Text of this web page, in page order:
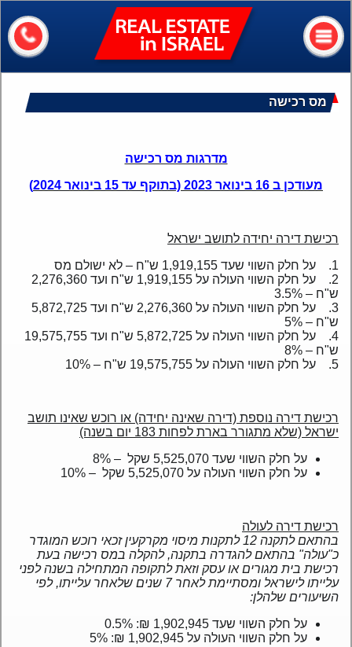
מס רכישה
מדרגות מס רכישה
מעודכן ב 16 בינואר 2023 (בתוקף עד 15 בינואר 2024)
רכישת דירה יחידה לתושב ישראל
1. על חלק השווי שעד 1,919,155 ש"ח – לא ישולם מס
2. על חלק השווי העולה על 1,919,155 ש"ח ועד 2,276,360
ש"ח – 3.5%
3. על חלק השווי העולה על 2,276,360 ש"ח ועד 5,872,725
ש"ח – 5%
4. על חלק השווי העולה על 5,872,725 ש"ח ועד 19,575,755
ש"ח – 8%
5. על חלק השווי העולה על 19,575,755 ש"ח – 10%
רכישת דירה נוספת (דירה שאינה יחידה) או רוכש שאינו תושב
ישראל (שלא מתגורר בארת לפחות 183 יום בשנה)
על חלק השווי שעד 5,525,070 שקל – 8%
על חלק השווי העולה על 5,525,070 שקל – 10%
רכישת דירה לעולה
בהתאם לתקנה 12 לתקנות מיסוי מקרקעין זכאי רוכש המוגדר
כ"עולה" בהתאם להגדרה בתקנה, להקלה במס רכישה בעת
רכישת בית מגורים או עסק וזאת לתקופה המתחילה בשנה לפני
עלייתו לישראל ומסתיימת לאחר 7 שנים שלאחר עלייתו, לפי
השיעורים שלהלן:
על חלק השווי שעד 1,902,945 ₪: 0.5%
על חלק השווי העולה על 1,902,945 ₪: 5%
Real
Estate
In
Israel
אודותיי
ערים ושכונות
כמה שווה הבית שלי?
צור קשר
Assets
דירות
פרויקטים בבניה
מגרשים
Languages
עברית
Pусский
English